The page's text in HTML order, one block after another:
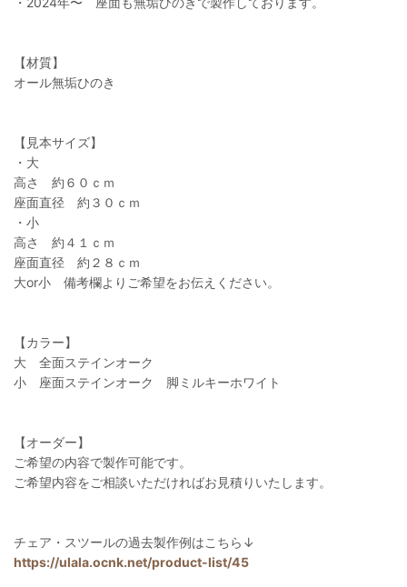
【材質】
オール無垢ひのき
【見本サイズ】
・大
高さ 約６０ｃｍ
座面直径 約３０ｃｍ
・小
高さ 約４１ｃｍ
座面直径 約２８ｃｍ
大or小 備考欄よりご希望をお伝えください。
【カラー】
大 全面ステインオーク
小 座面ステインオーク 脚ミルキーホワイト
【オーダー】
ご希望の内容で製作可能です。
ご希望内容をご相談いただければお見積りいたします。
チェア・スツールの過去製作例はこちら↓
https://ulala.ocnk.net/product-list/45